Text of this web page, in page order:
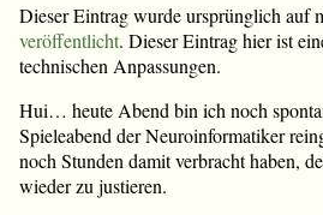
Dieser Eintrag wurde ursprünglich auf
veröffentlicht. Dieser Eintrag hier ist
technischen Anpassungen.
Hui… heute Abend bin ich noch
Spieleabend der Neuroinformatiker
noch Stunden damit verbracht haben,
wieder zu justieren.